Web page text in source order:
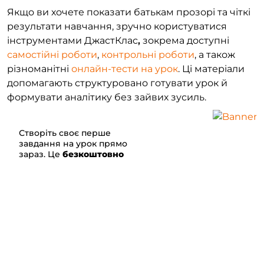
Якщо ви хочете показати батькам прозорі та чіткі
результати навчання, зручно користуватися
інструментами ДжастКлас, зокрема доступні
самостійні роботи, контрольні роботи, а також
різноманітні онлайн-тести на урок. Ці матеріали
допомагають структуровано готувати урок й
формувати аналітику без зайвих зусиль.
Створіть своє перше
завдання на урок прямо
зараз. Це безкоштовно